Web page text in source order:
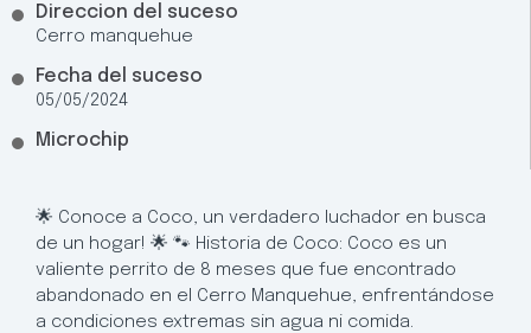
Direccion del suceso
Cerro manquehue
Fecha del suceso
05/05/2024
Microchip
🌟 Conoce a Coco, un verdadero luchador en busca
de un hogar! 🌟 🐾 Historia de Coco: Coco es un
valiente perrito de 8 meses que fue encontrado
abandonado en el Cerro Manquehue, enfrentándose
a condiciones extremas sin agua ni comida.